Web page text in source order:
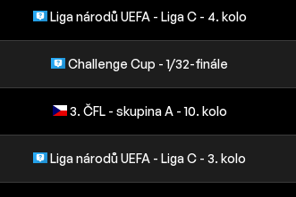
Liga národů UEFA - Liga C - 4. kolo
Challenge Cup - 1/32-finále
3. ČFL - skupina A - 10. kolo
Liga národů UEFA - Liga C - 3. kolo